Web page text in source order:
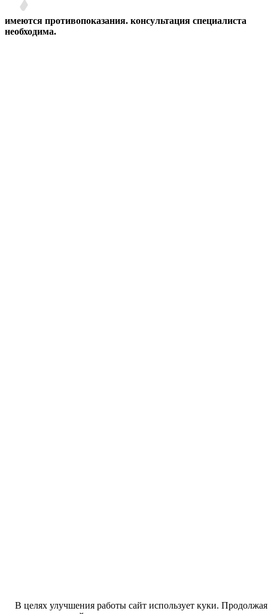
имеются противопоказания. консультация специалиста
необходима.
В целях улучшения работы сайт использует куки. Продолжая